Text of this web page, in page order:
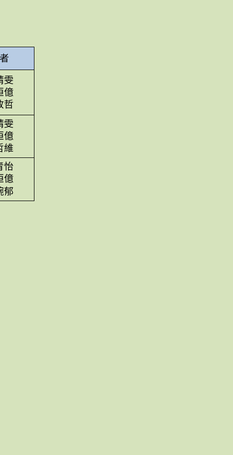
雯
億
哲
雯
億
維
怡
億
郁